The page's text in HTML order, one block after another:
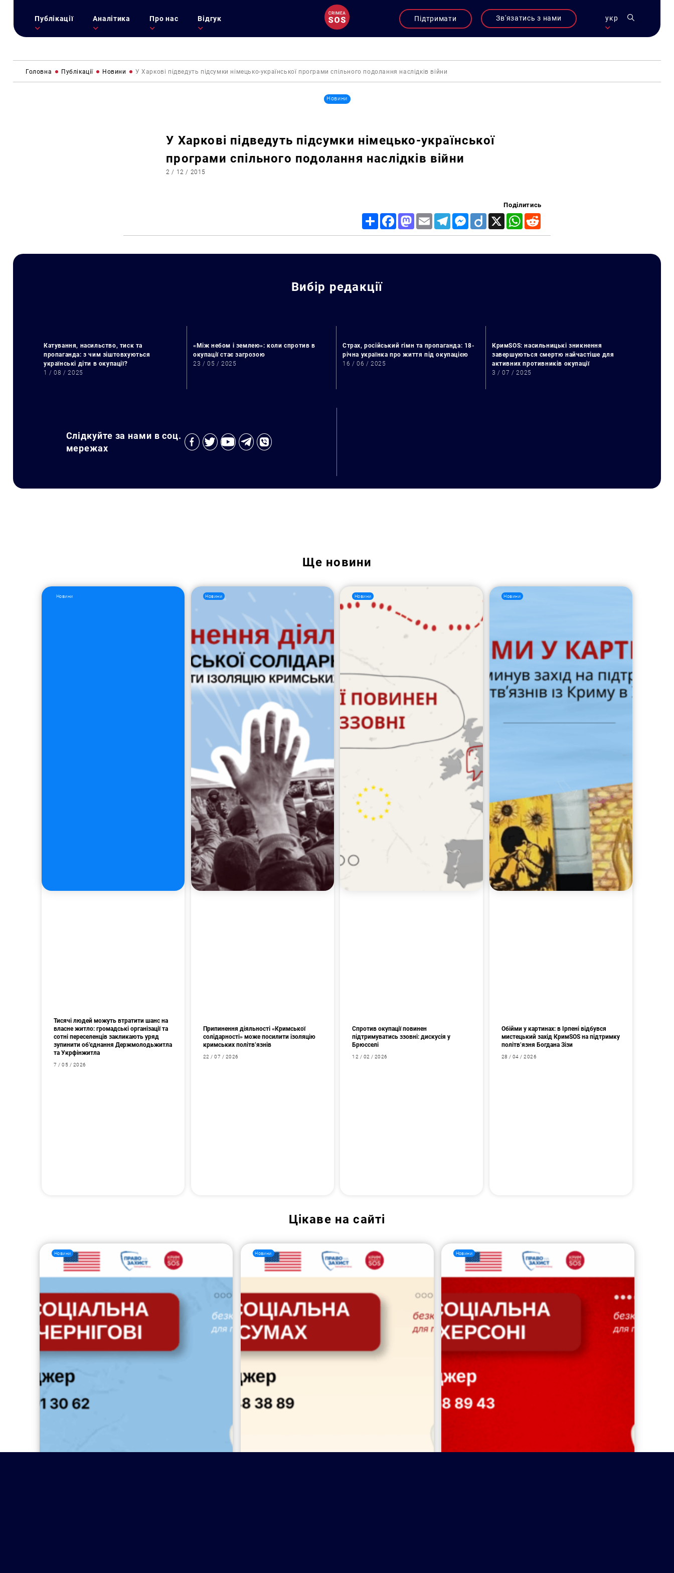
Публікації Аналітика Про нас Відгук Підтримати Зв'язатись з нами укр
Пошук за запитом:
Головна Публікації Новини У Харкові підведуть підсумки німецько-української програми спільного подолання наслідків війни
Новини
У Харкові підведуть підсумки німецько-української
програми спільного подолання наслідків війни
2 / 12 / 2015
Поділитись
Share FacebookMastodon
Email TelegramMessenger
Diigo X WhatsApp
Вибір редакції
Катування, насильство, тиск та
пропаганда: з чим зіштовхуються
українські діти в окупації?
1 / 08 / 2025
«Між небом і землею»: коли спротив в
окупації стає загрозою
23 / 05 / 2025
Страх, російський гімн та пропаганда: 18-
річна українка про життя під окупацією
16 / 06 / 2025
КримSOS: насильницькі зникнення
завершуються смертю найчастіше для
активних противників окупації
3 / 07 / 2025
Слідкуйте за нами в соц.
мережах
Ще новини
Новини
Тисячі людей можуть втратити шанс на
власне житло: громадські організації та
сотні переселенців закликають уряд
зупинити об’єднання Держмолодьжитла
та Укрфінжитла
7 / 05 / 2026
Новини
Припинення діяльності «Кримської
солідарності» може посилити ізоляцію
кримських політв’язнів
22 / 07 / 2026
Новини
Спротив окупації повинен
підтримуватись ззовні: дискусія у
Брюсселі
12 / 02 / 2026
Новини
Обійми у картинах: в Ірпені відбувся
мистецький захід КримSOS на підтримку
політв’язня Богдана Зізи
28 / 04 / 2026
Цікаве на сайті
Новини Новини Новини